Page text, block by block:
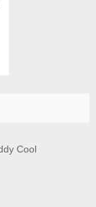
Cool
au panier